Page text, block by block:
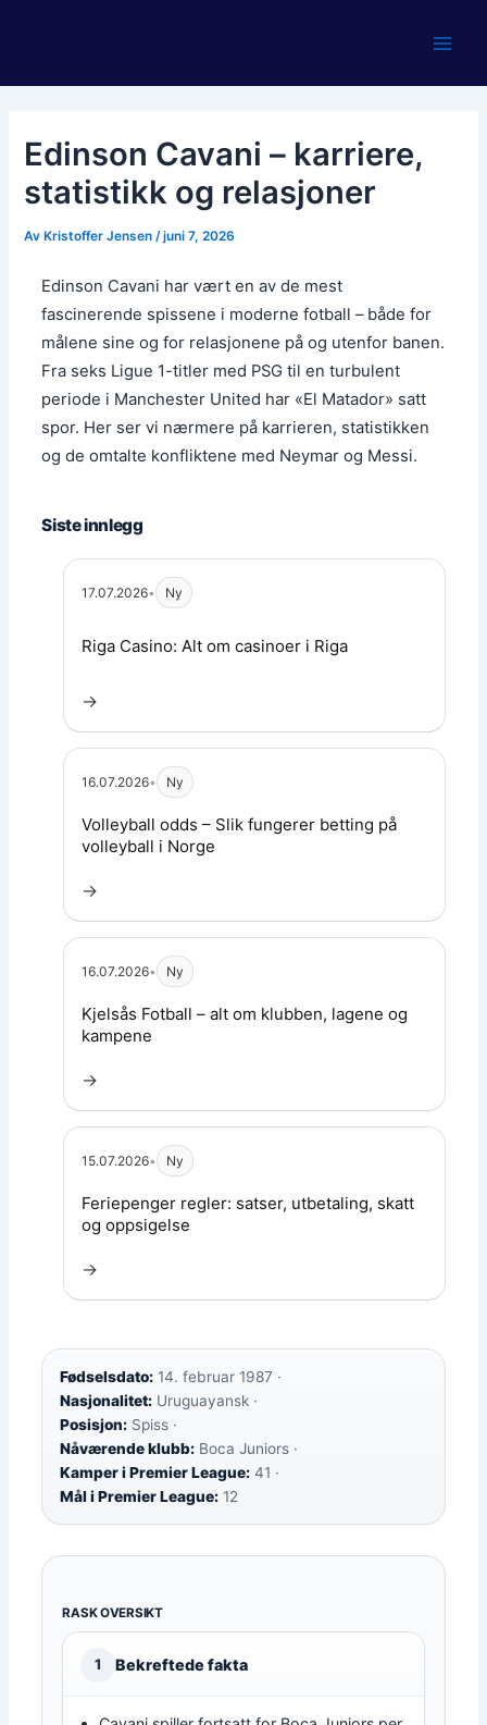
innholdet
Edinson Cavani – karriere,
statistikk og relasjoner
Av Kristoffer Jensen /juni 7, 2026
Edinson Cavani har vært en av de mest
fascinerende spissene i moderne fotball – både for
målene sine og for relasjonene på og utenfor banen.
Fra seks Ligue 1-titler med PSG til en turbulent
periode i Manchester United har «El Matador» satt
spor. Her ser vi nærmere på karrieren, statistikken
og de omtalte konfliktene med Neymar og Messi.
Siste innlegg
17.07.2026• Ny
Les artikkel:
Riga Casino: Alt om casinoer i Riga
→
16.07.2026• Ny
Les artikkel:
Volleyball odds – Slik fungerer betting på
volleyball i Norge
→
16.07.2026• Ny
Les artikkel:
Kjelsås Fotball – alt om klubben, lagene og
kampene
→
15.07.2026• Ny
Les artikkel:
Feriepenger regler: satser, utbetaling, skatt
og oppsigelse
→
Fødselsdato: 14. februar 1987 ·
Nasjonalitet: Uruguayansk ·
Posisjon: Spiss ·
Nåværende klubb: Boca Juniors ·
Kamper i Premier League: 41 ·
Mål i Premier League: 12
RASK OVERSIKT
1 Bekreftede fakta